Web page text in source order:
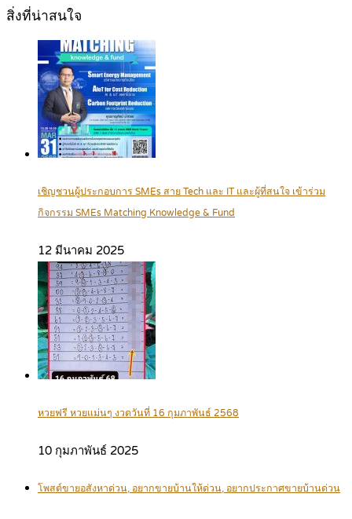
สิ่งที่น่าสนใจ
เชิญชวนผู้ประกอบการ SMEs สาย Tech และ IT และผู้ที่สนใจ เข้าร่วม
กิจกรรม SMEs Matching Knowledge & Fund
12 มีนาคม 2025
หวยฟรี หวยแม่นๆ งวดวันที่ 16 กุมภาพันธ์ 2568
10 กุมภาพันธ์ 2025
โพสต์ขายอสังหาด่วน, อยากขายบ้านให้ด่วน, อยากประกาศขายบ้านด่วน